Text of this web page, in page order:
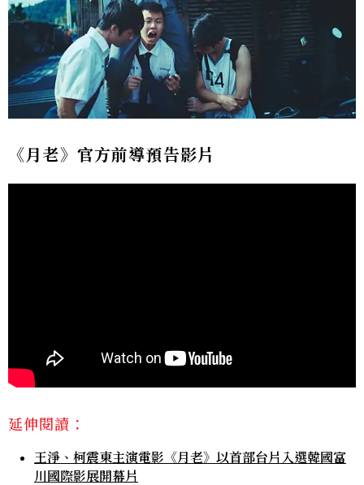
《月老》官方前導預告影片
延伸閱讀：
王淨、柯震東主演電影《月老》以首部台片入選韓國富
川國際影展開幕片